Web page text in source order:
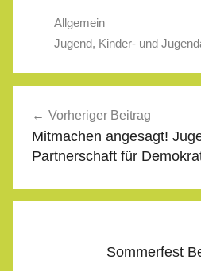
Allgemein
Jugend, Kinder- und
Vorheriger Beitrag
Mitmachen angesagt!
Partnerschaft für
Sommerfest